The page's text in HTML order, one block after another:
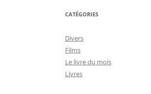
CATÉGORIES
Divers
Films
Le livre du mois
Livres